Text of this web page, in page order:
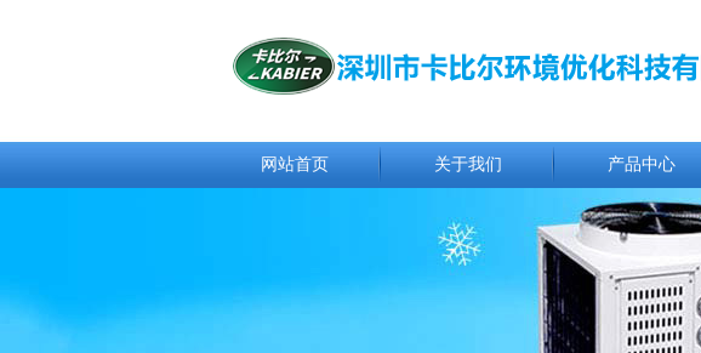
网站首页 关于我们 产品中心